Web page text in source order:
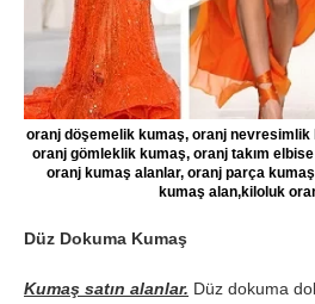
oranj döşemelik kumaş, oranj
oranj gömleklik kumaş, oranj takım
oranj kumaş alanlar, oranj parça
kumaş alan,kiloluk
Düz Dokuma Kumaş
Kumaş satın alanlar. Düz dokuma